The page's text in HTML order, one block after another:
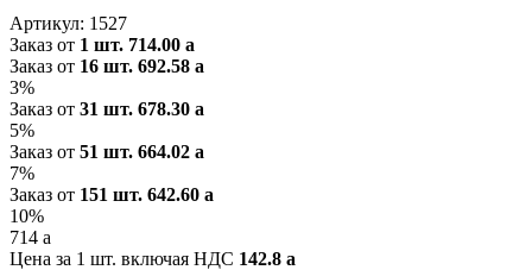
Артикул: 1527
Заказ от 1 шт. 714.00 a
Заказ от 16 шт. 692.58 a
3%
Заказ от 31 шт. 678.30 a
5%
Заказ от 51 шт. 664.02 a
7%
Заказ от 151 шт. 642.60 a
10%
714 a
Цена за 1 шт. включая НДС 142.8 a